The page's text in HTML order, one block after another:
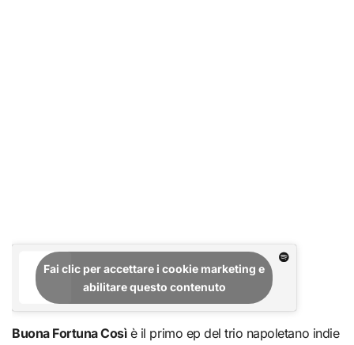
Fai clic per accettare i cookie marketing e
abilitare questo contenuto
Buona Fortuna Cosìè il primo ep del trio napoletano indie